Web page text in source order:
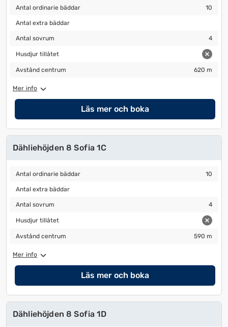
Antal ordinarie bäddar
Antal ordinarie bäddar 10
Antal extra bäddar
Antal extra bäddar
Antal sovrum
Antal sovrum 4
Husdjur tillåtet
Husdjur tillåtet
Avstånd centrum
Avstånd centrum 620 m
Mer info
Läs mer och boka
Dähliehöjden 8 Sofia 1C
Antal ordinarie bäddar
Antal ordinarie bäddar 10
Antal extra bäddar
Antal extra bäddar
Antal sovrum
Antal sovrum 4
Husdjur tillåtet
Husdjur tillåtet
Avstånd centrum
Avstånd centrum 590 m
Mer info
Läs mer och boka
Dähliehöjden 8 Sofia 1D